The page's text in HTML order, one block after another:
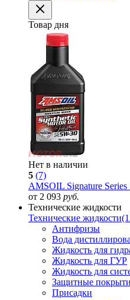
Товар дня
Нет в наличии
5 (7)
AMSOIL Signature
от 2 093 руб.
Технические жидкости
Технические жидкости
Антифризы
Вода
Жидкость для
Жидкость для ГУР
Жидкость для
Защитные
Присадки